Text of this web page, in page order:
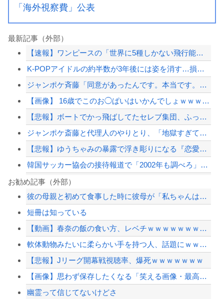
「海外視察費」公表
最新記事（外部）
【速報】ワンピースの「世界に5種しかない飛行能力」発言の謎が解けるWWW
K-POPアイドルの約半数が3年後には姿を消す…損益分岐点突破は4％未満
ジャンポケ斉藤「同意があったんです。本当です。信じて下さい」←何でこの主張が通ら...
【画像】 16歳でこのお◯ぱいはいかんでしょｗｗｗwｗｗｗｗｗｗｗｗ❤
【悲報】ボートでかっ飛ばしてたセレブ集団、ふっ飛ぶｗｗｗｗ
ジャンポケ斎藤と代理人のやりとり、「地獄すぎて完全にコントになってる……」と衝撃...
【悲報】ゆうちゃみの暴露で浮き彫りになる『恋愛リアリティー番組』の裏側がヤバイ・...
韓国サッカー協会の接待報道で「2002年も調べろ」の声続出ｗｗｗ
石破茂前総理「ウクライナが核放棄しなければロシア侵攻しなかった」！
ショートスリーパー堀大輔、高須幹弥にブチギレ
【最近】冷たい空調服ってやつが出てるらしくめっちゃ欲しい
【配信者】「金バエ」のSNS更新が1週間途絶え、様々な憶測が飛び交う。1週間ぶり...
お勧め記事（外部）
彼の母親と初めて食事した時に彼母が「私ちゃんは結婚したら仕事辞める予定なんですっ...
短冊は知っている
【動画】春奈の飯の食い方、レベチｗｗｗｗｗｗｗｗｗｗｗｗｗｗｗｗｗｗｗｗｗｗｗｗ
軟体動物みたいに柔らかい手を持つ人、話題にｗｗｗｗ「脳が理解を拒む」「ミギー」
【悲報】Jリーグ開幕戦視聴率、爆死ｗｗｗｗｗｗｗ
【画像】思わず保存したくなる「笑える画像・最高な画像」貼っていけｗｗｗｗｗ
幽霊って信じてないけどさ